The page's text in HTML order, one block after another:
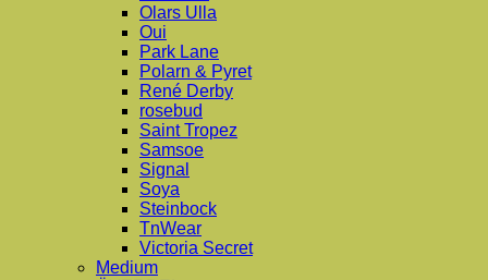
Olars Ulla
Oui
Park Lane
Polarn & Pyret
René Derby
rosebud
Saint Tropez
Samsoe
Signal
Soya
Steinbock
TnWear
Victoria Secret
Medium